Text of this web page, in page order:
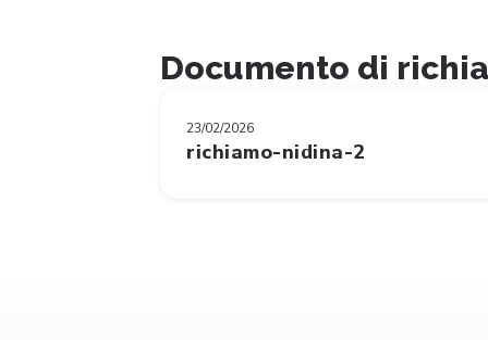
Documento di
23/02/2026
richiamo-nidina-2